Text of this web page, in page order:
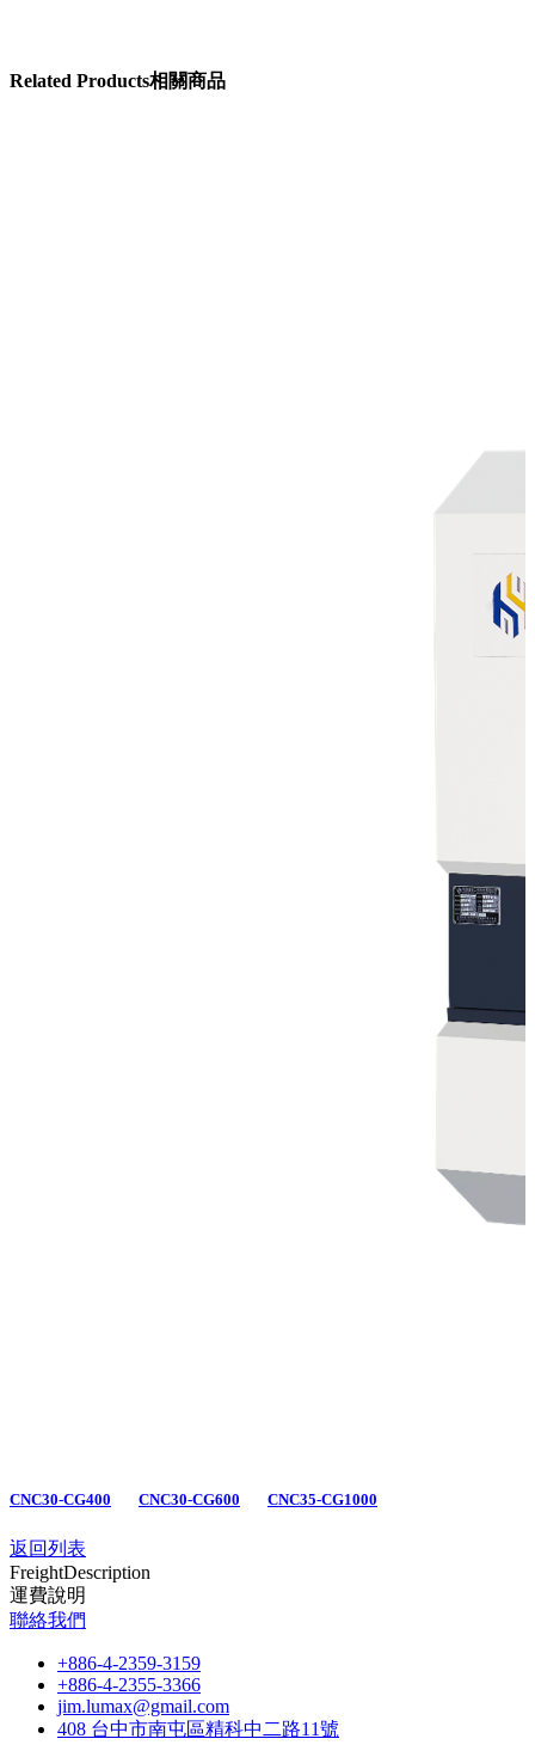
Related Products相關商品
CNC30-CG400 CNC30-CG600 CNC35-CG1000
返回列表
FreightDescription
運費說明
聯絡我們
+886-4-2359-3159
+886-4-2355-3366
jim.lumax@gmail.com
408 台中市南屯區精科中二路11號